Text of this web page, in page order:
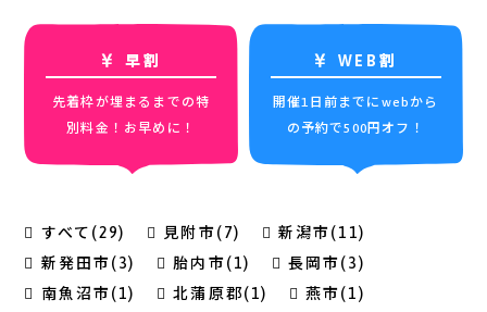
早割
先着枠が埋まるまでの特
別料金！お早めに！
WEB割
開催1日前までにwebから
の予約で500円オフ！
すべて(29) 見附市(7)
新潟市(11)
新発田市(3)
胎内市(1)
長岡市(3)
南魚沼市(1)
北蒲原郡(1)
燕市(1)